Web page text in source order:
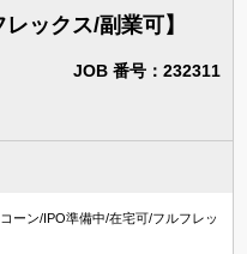
ックス/副業可】
JOB 番号：232311
ーン/IPO準備中/在宅可/フルフレッ